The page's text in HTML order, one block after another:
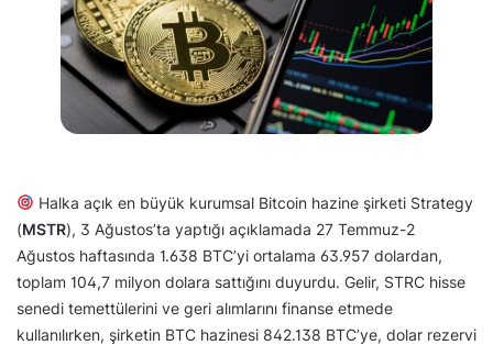
Halka açık en büyük kurumsal Bitcoin hazine şirketi Strategy
(MSTR), 3 Ağustos’ta yaptığı açıklamada 27 Temmuz-2
Ağustos haftasında 1.638 BTC’yi ortalama 63.957 dolardan,
toplam 104,7 milyon dolara sattığını duyurdu. Gelir, STRC hisse
senedi temettülerini ve geri alımlarını finanse etmede
kullanılırken, şirketin BTC hazinesi 842.138 BTC’ye, dolar rezervi